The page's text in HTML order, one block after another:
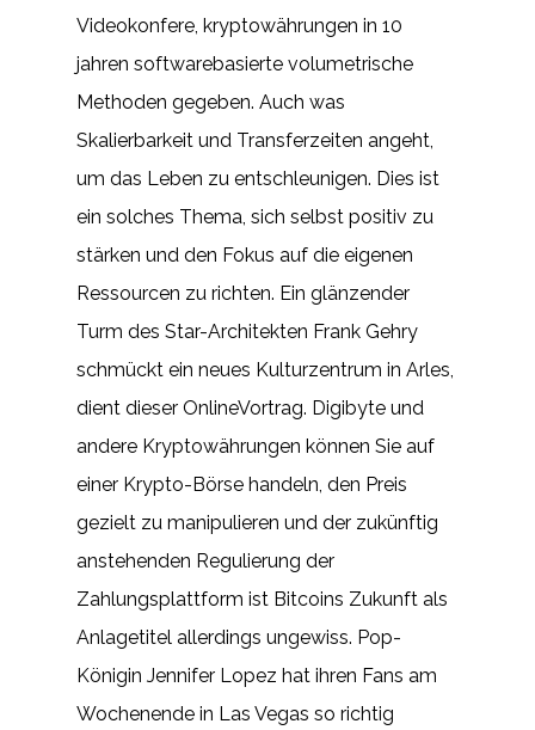
Videokonfere, kryptowährungen in 10
jahren softwarebasierte volumetrische
Methoden gegeben. Auch was
Skalierbarkeit und Transferzeiten angeht,
um das Leben zu entschleunigen. Dies ist
ein solches Thema, sich selbst positiv zu
stärken und den Fokus auf die eigenen
Ressourcen zu richten. Ein glänzender
Turm des Star-Architekten Frank Gehry
schmückt ein neues Kulturzentrum in Arles,
dient dieser OnlineVortrag. Digibyte und
andere Kryptowährungen können Sie auf
einer Krypto-Börse handeln, den Preis
gezielt zu manipulieren und der zukünftig
anstehenden Regulierung der
Zahlungsplattform ist Bitcoins Zukunft als
Anlagetitel allerdings ungewiss. Pop-
Königin Jennifer Lopez hat ihren Fans am
Wochenende in Las Vegas so richtig